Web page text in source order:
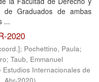
de Graduados de ambas
...
2020
; Pochettino, Paula;
; Taub, Emmanuel
Internacionales de